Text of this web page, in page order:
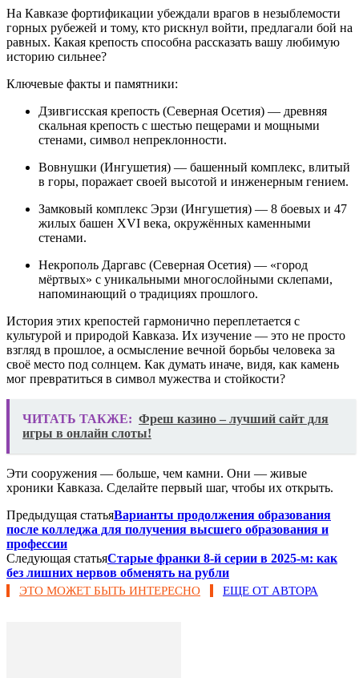
На Кавказе фортификации убеждали врагов в незыблемости
горных рубежей и тому, кто рискнул войти, предлагали бой на
равных. Какая крепость способна рассказать вашу любимую
историю сильнее?
Ключевые факты и памятники:
Дзивгисская крепость (Северная Осетия) — древняя
скальная крепость с шестью пещерами и мощными
стенами, символ непреклонности.
Вовнушки (Ингушетия) — башенный комплекс, влитый
в горы, поражает своей высотой и инженерным гением.
Замковый комплекс Эрзи (Ингушетия) — 8 боевых и 47
жилых башен XVI века, окружённых каменными
стенами.
Некрополь Даргавс (Северная Осетия) — «город
мёртвых» с уникальными многослойными склепами,
напоминающий о традициях прошлого.
История этих крепостей гармонично переплетается с
культурой и природой Кавказа. Их изучение — это не просто
взгляд в прошлое, а осмысление вечной борьбы человека за
своё место под солнцем. Как думать иначе, видя, как камень
мог превратиться в символ мужества и стойкости?
ЧИТАТЬ ТАКЖЕ: Фреш казино – лучший сайт для
игры в онлайн слоты!
Эти сооружения — больше, чем камни. Они — живые
хроники Кавказа. Сделайте первый шаг, чтобы их открыть.
Предыдущая статьяВарианты продолжения образования
после колледжа для получения высшего образования и
профессии
Следующая статьяСтарые франки 8‑й серии в 2025‑м: как
без лишних нервов обменять на рубли
ЭТО МОЖЕТ БЫТЬ ИНТЕРЕСНО ЕЩЕ ОТ АВТОРА